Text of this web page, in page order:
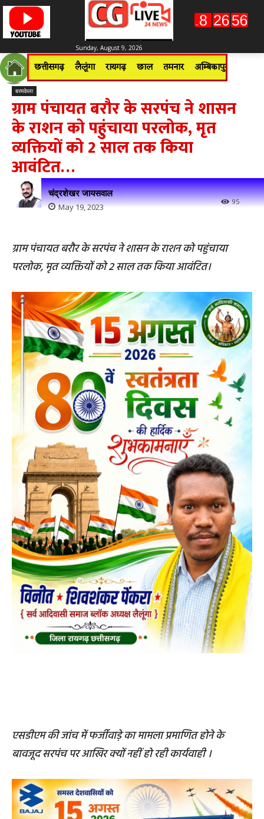
Sunday, August 9, 2026
छत्तीसगढ़ लैलूंगा रायगढ़ छाल तमनार अम्बिकापुर
बरमकेला
ग्राम पंचायत बरौर के सरपंच ने शासन
के राशन को पहुंचाया परलोक, मृत
व्यक्तियों को 2 साल तक किया
आवंटित…
चंद्रशेखर जायसवाल
May 19, 2023 95
ग्राम पंचायत बरौर के सरपंच ने शासन के राशन को पहुंचाया
परलोक, मृत व्यक्तियों को 2 साल तक किया आवंटित।
एसडीएम की जांच में फर्जीवाड़े का मामला प्रमाणित होने के
बावजूद सरपंच पर आखिर क्यों नहीं हो रही कार्यवाही ।